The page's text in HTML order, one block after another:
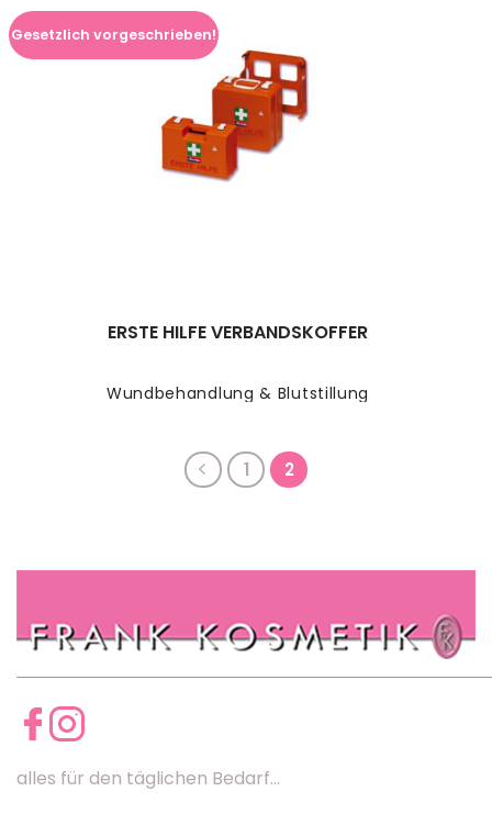
Gesetzlich vorgeschrieben!
Wundbehandlung & Blutstillung
ERSTE HILFE VERBANDSKOFFER
1 2
alles für den täglichen Bedarf...